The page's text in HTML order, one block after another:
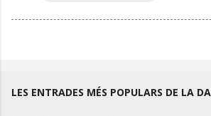
LES ENTRADES MÉS POPULARS DE LA